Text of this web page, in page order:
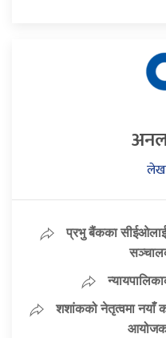
प्रभु बैंकका
शशांकको नेतृत्वमा नयाँ
आयोजक